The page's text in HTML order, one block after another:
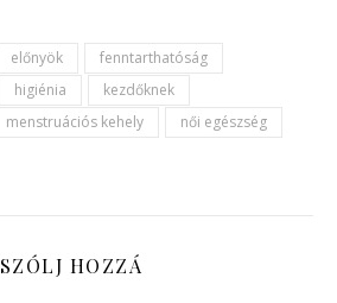
előnyök
fenntarthatóság
higiénia
kezdőknek
menstruációs kehely
női egészség
SZÓLJ HOZZÁ